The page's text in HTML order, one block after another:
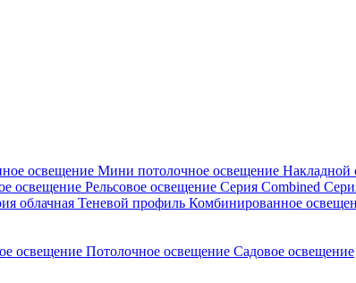
освещение Мини потолочное освещение Накладной
освещение Рельсовое освещение Серия Combined
облачная Теневой профиль Комбинированное
освещение Потолочное освещение Садовое освещение